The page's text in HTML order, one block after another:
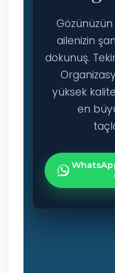
Gözünüzün
ailenizin
dokunuş.
yüksek
en